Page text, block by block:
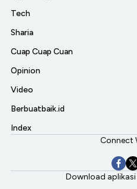
Tech
Sharia
Cuap Cuap Cuan
Opinion
Video
Berbuatbaik.id
Index
Connect
Download aplikasi